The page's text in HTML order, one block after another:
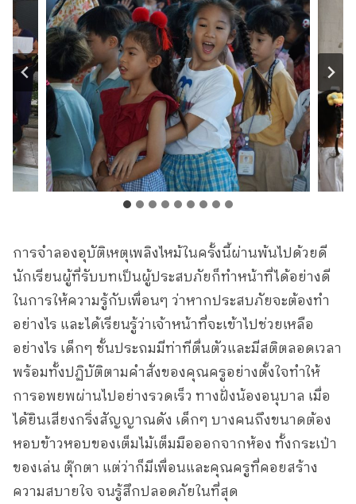
การจำลองอุบัติเหตุเพลิงไหม้ในครั้งนี้ผ่านพ้นไปด้วยดี
นักเรียนผู้ที่รับบทเป็นผู้ประสบภัยก็ทำหน้าที่ได้อย่างดี
ในการให้ความรู้กับเพื่อนๆ ว่าหากประสบภัยจะต้องทำ
อย่างไร และได้เรียนรู้ว่าเจ้าหน้าที่จะเข้าไปช่วยเหลือ
อย่างไร เด็กๆ ชั้นประถมมีท่าทีตื่นตัวและมีสติตลอดเวลา
พร้อมทั้งปฏิบัติตามคำสั่งของคุณครูอย่างตั้งใจทำให้
การอพยพผ่านไปอย่างรวดเร็ว ทางฝั่งน้องอนุบาล เมื่อ
ได้ยินเสียงกริ่งสัญญาณดัง เด็กๆ บางคนถึงขนาดต้อง
หอบข้าวหอบของเต็มไม้เต็มมือออกจากห้อง ทั้งกระเป๋า
ของเล่น ตุ๊กตา แต่ว่าก็มีเพื่อนและคุณครูที่คอยสร้าง
ความสบายใจ จนรู้สึกปลอดภัยในที่สุด